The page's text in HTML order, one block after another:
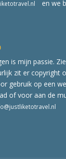
en we
is mijn passie.
zit er copyright
gebruik op een
of voor aan de